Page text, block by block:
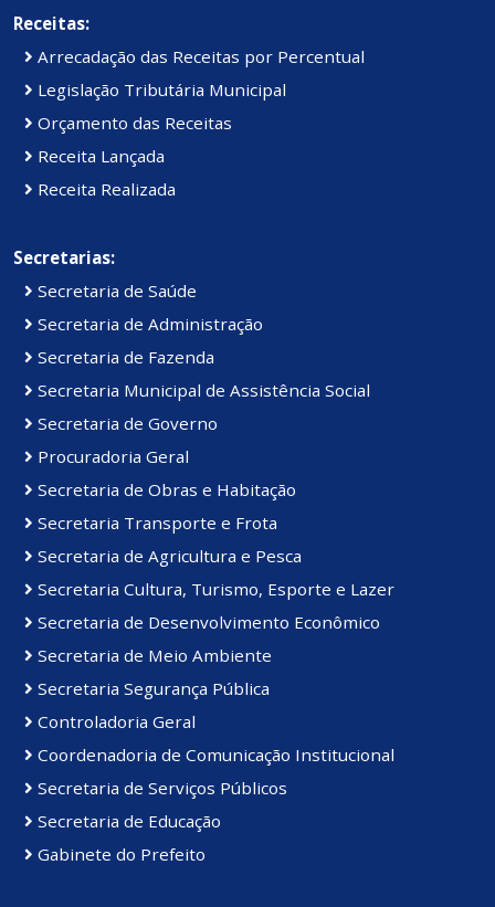
Receitas:
Arrecadação das Receitas por Percentual
Legislação Tributária Municipal
Orçamento das Receitas
Receita Lançada
Receita Realizada
Secretarias:
Secretaria de Saúde
Secretaria de Administração
Secretaria de Fazenda
Secretaria Municipal de Assistência Social
Secretaria de Governo
Procuradoria Geral
Secretaria de Obras e Habitação
Secretaria Transporte e Frota
Secretaria de Agricultura e Pesca
Secretaria Cultura, Turismo, Esporte e Lazer
Secretaria de Desenvolvimento Econômico
Secretaria de Meio Ambiente
Secretaria Segurança Pública
Controladoria Geral
Coordenadoria de Comunicação Institucional
Secretaria de Serviços Públicos
Secretaria de Educação
Gabinete do Prefeito